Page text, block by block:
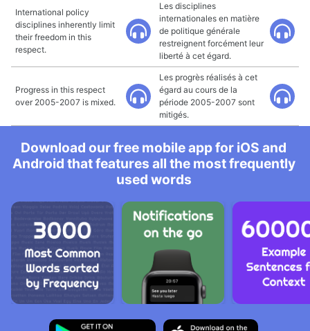
International policy
disciplines inherently limit
their freedom in this
respect.
Les disciplines
internationales en matière
de politique générale
restreignent forcément leur
liberté à cet égard.
Progress in this respect
over 2005-2007 is mixed.
Les progrès réalisés à cet
égard au cours de la
période 2005-2007 sont
mitigés.
Download our free mobile app for iOS and
Android that features all the most frequently
used words